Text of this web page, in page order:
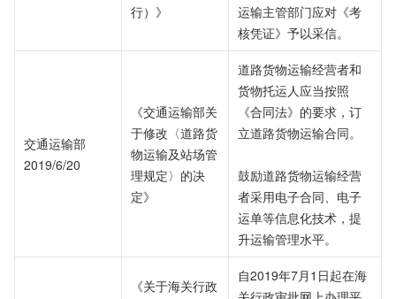
行）》
运输主管部门应对《考
核凭证》予以采信。
交通运输部
2019/6/20
《交通运输部关
于修改〈道路货
物运输及站场管
理规定〉的决
定》
道路货物运输经营者和
货物托运人应当按照
《合同法》的要求，订
立道路货物运输合同。
鼓励道路货物运输经营
者采用电子合同、电子
运单等信息化技术，提
升运输管理水平。
《关于海关行政
自2019年7月1日起在海